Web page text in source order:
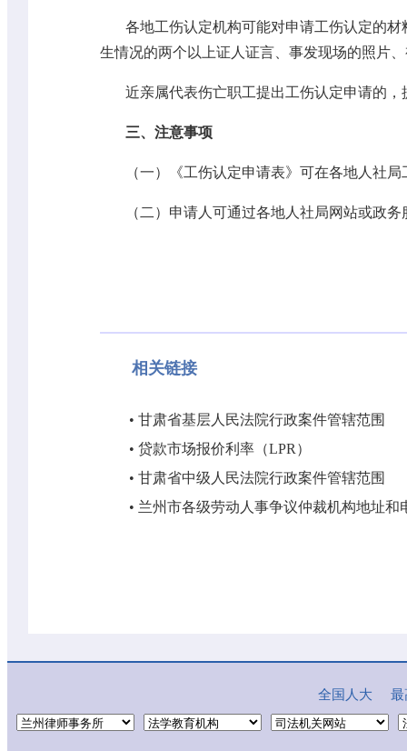
各地工伤认定机构可能对申请工伤认定的
生情况的两个以上证人证言、事发现场的照片
近亲属代表伤亡职工提出工伤认定申请的
三、注意事项
（一）《工伤认定申请表》可在各地人社
（二）申请人可通过各地人社局网站或政
相关链接
• 甘肃省基层人民法院行政案件管辖范围
• 贷款市场报价利率（LPR）
• 甘肃省中级人民法院行政案件管辖范围
• 兰州市各级劳动人事争议仲裁机构地址和
全国人大 最